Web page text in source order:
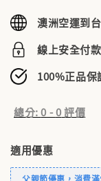
澳洲空運到台
線上安全付款
100%正品保
總分:0 -0評價
適用優惠
父親節優惠，消費